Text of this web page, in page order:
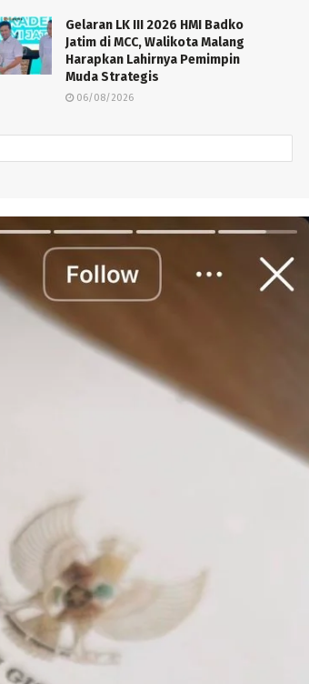
Gelaran LK III 2026 HMI Badko
Jatim di MCC, Walikota Malang
Harapkan Lahirnya Pemimpin
Muda Strategis
06/08/2026